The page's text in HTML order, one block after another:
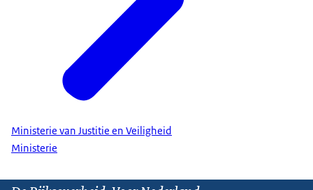
Ministerie van Justitie en Veiligheid
Ministerie